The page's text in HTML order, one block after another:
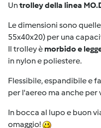
Untrolley della linea
Le dimensioni sono
55x40x20) per una
Il trolley è morbido e
in nylon e poliestere.
Flessibile, espandibile e
per l'aereo ma anche per
In bocca al lupo e buon
omaggio!